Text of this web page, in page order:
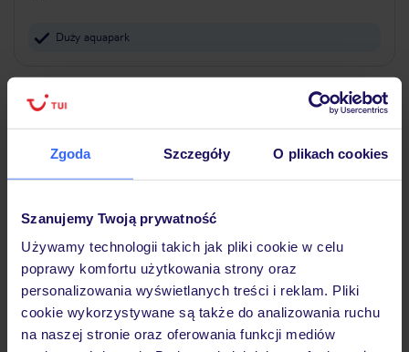
Zgoda Szczegóły O plikach cookies
Szanujemy Twoją prywatność
Używamy technologii takich jak pliki cookie w celu
poprawy komfortu użytkowania strony oraz
personalizowania wyświetlanych treści i reklam. Pliki
cookie wykorzystywane są także do analizowania ruchu
na naszej stronie oraz oferowania funkcji mediów
Duży aquapark
5% ZALICZKI LATO 2027
590 opinii
Quatre Saisons Aqua Park